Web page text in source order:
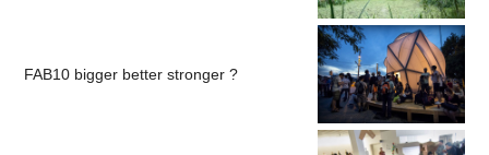
FAB10 bigger better stronger ?